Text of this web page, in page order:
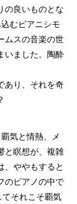
の良いものとな
むピアニシモ
ムスの音楽の世
いました。陶酔
あり、それを奇
気と情熱、メ
と瞑想が、複雑
、ややもすると
のピアノの中で
てそれこそ覇気